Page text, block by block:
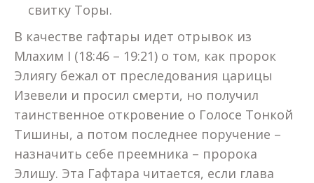
свитку Торы.
В качестве гафтары идет отрывок из
Млахим I (18:46 – 19:21) о том, как пророк
Элиягу бежал от преследования царицы
Изевели и просил смерти, но получил
таинственное откровение о Голосе Тонкой
Тишины, а потом последнее поручение –
назначить себе преемника – пророка
Элишу. Эта Гафтара читается, если глава